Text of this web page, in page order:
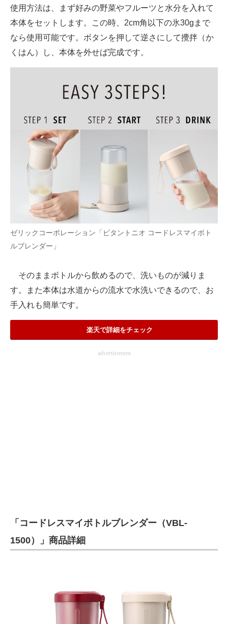
使用方法は、まず好みの野菜やフルーツと水分を入れて
本体をセットします。この時、2cm角以下の氷30gまで
なら使用可能です。ボタンを押して逆さにして攪拌（か
くはん）し、本体を外せば完成です。
ゼリックコーポレーション「ビタントニオ コードレスマイボト
ルブレンダー」
そのままボトルから飲めるので、洗いものが減りま
す。また本体は水道からの流水で水洗いできるので、お
手入れも簡単です。
楽天で詳細をチェック
advertisement
「コードレスマイボトルブレンダー（VBL-
1500）」商品詳細